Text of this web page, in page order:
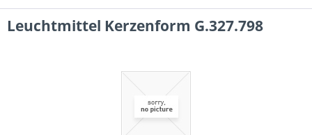
Leuchtmittel Kerzenform G.327.798